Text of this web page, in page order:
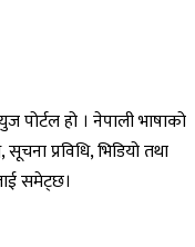
पोर्टल हो । नेपाली भाषाको
प्रविधि, भिडियो तथा
समेट्छ।